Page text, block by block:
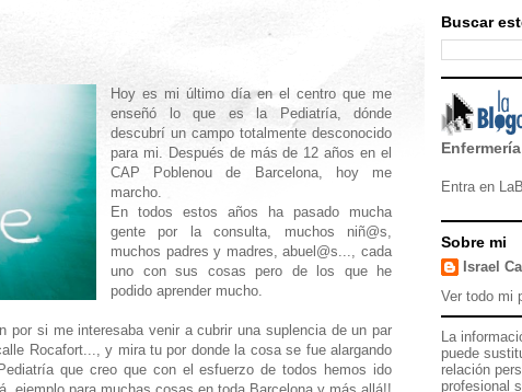
Hoy es mi último día en el centro que me
enseñó lo que es la Pediatría, dónde
descubrí un campo totalmente desconocido
para mi. Después de más de 12 años en el
CAP Poblenou de Barcelona, hoy me
marcho.
En todos estos años ha pasado mucha
gente por la consulta, muchos niñ@s,
muchos padres y madres, abuel@s..., cada
uno con sus cosas pero de los que he
podido aprender mucho.
por si me interesaba venir a cubrir una suplencia de un par
Rocafort..., y mira tu por donde la cosa se fue alargando
que creo que con el esfuerzo de todos hemos ido
Buscar
Entra en
Sobre mi
Israel
Ver todo mi
La
puede
relación
profesional